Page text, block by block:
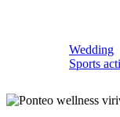
Wedding
Sports